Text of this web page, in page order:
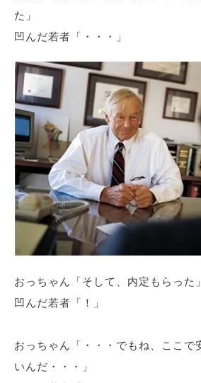
た」
凹んだ若者「・・・」
おっちゃん「そして、内定もらった」
凹んだ若者「！」
おっちゃん「・・・でもね、ここで
いんだ・・・」